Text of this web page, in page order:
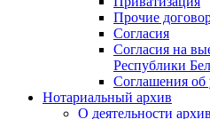
Прочие
Согласия
Согласия на
Республики
Соглашения об
Нотариальный архив
О деятельности